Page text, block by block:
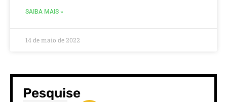
SAIBA MAIS »
14 de maio de 2022
Pesquise